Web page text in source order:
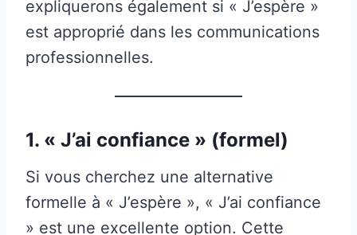
expliquerons également si « J’espère »
est approprié dans les communications
professionnelles.
1. « J’ai confiance » (formel)
Si vous cherchez une alternative
formelle à « J’espère », « J’ai confiance
» est une excellente option. Cette